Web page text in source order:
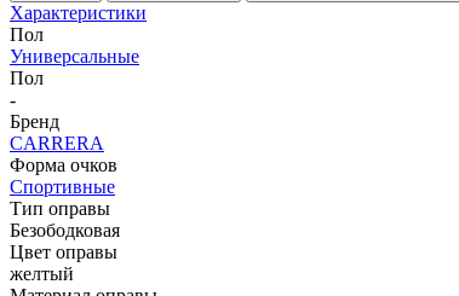
Характеристики
Пол
Универсальные
Пол
-
Бренд
CARRERA
Форма очков
Спортивные
Тип оправы
Безободковая
Цвет оправы
желтый